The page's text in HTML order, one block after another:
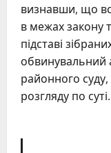
визнавши, що
в межах закону
підставі
обвинувальний
районного суду,
розгляду по суті.